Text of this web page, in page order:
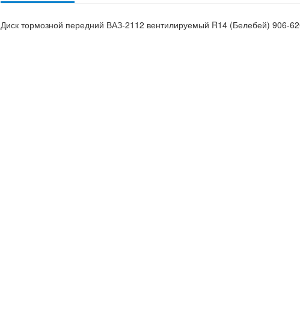
Диск тормозной передний ВАЗ-2112 вентилируемый R14 (Белебей) 906-